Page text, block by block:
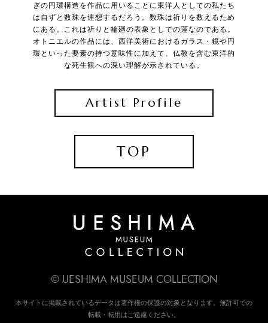
ぎの円環構造を作品に用いることに東洋人としての私たち
は自ずと数珠を連想するだろう。数珠は祈りを数えるため
にある。これは祈りと輪廻の表象としての蓮なのである。
オトニエルの作品には、西洋美術におけるガラス・鏡や円
環といった要素の持つ意味性に加えて、仏教を含む東洋的
な死生観への深い理解が示されている。
Artist Profile
TOP
© UESHIMA MUSEUM COLLECTION
本サイトに掲載されているデータは著作権の保護の対象となります。無許可での
転載・転用はご遠慮ください。